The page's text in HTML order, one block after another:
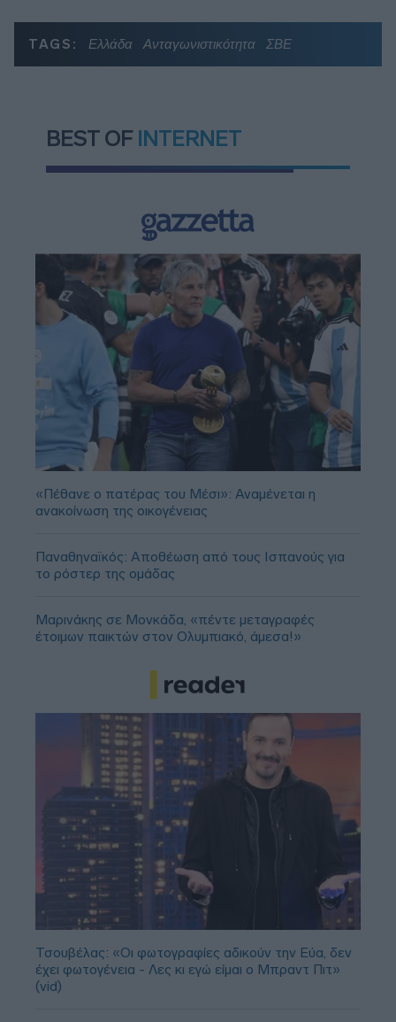
TAGS: Ελλάδα Ανταγωνιστικότητα ΣΒΕ
BEST OF INTERNET
«Πέθανε ο πατέρας του Μέσι»: Αναμένεται η
ανακοίνωση της οικογένειας
Παναθηναϊκός: Αποθέωση από τους Ισπανούς για
το ρόστερ της ομάδας
Μαρινάκης σε Μονκάδα, «πέντε μεταγραφές
έτοιμων παικτών στον Ολυμπιακό, άμεσα!»
Τσουβέλας: «Οι φωτογραφίες αδικούν την Εύα, δεν
έχει φωτογένεια - Λες κι εγώ είμαι ο Μπραντ Πιτ»
(vid)